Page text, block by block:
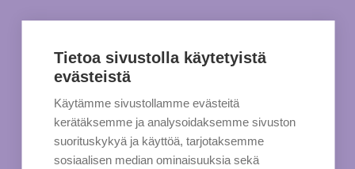
Tietoa sivustolla käytetyistä
evästeistä
Käytämme sivustollamme evästeitä
kerätäksemme ja analysoidaksemme sivuston
suorituskykyä ja käyttöä, tarjotaksemme
sosiaalisen median ominaisuuksia sekä